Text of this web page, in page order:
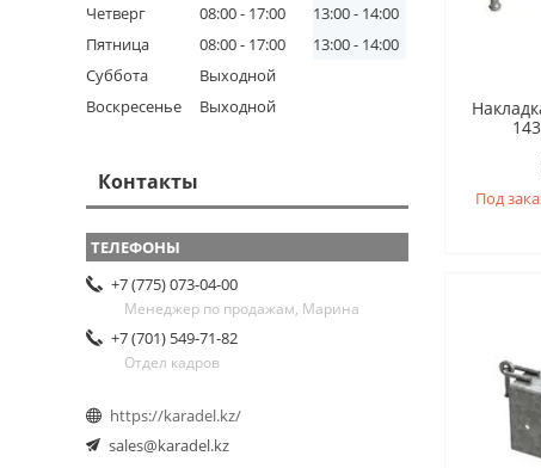
Под
Четверг
08:00 17:00 13:00
14:00
Пятница
08:00 17:00 13:00
14:00
Суббота
Выходной
Воскресенье
Выходной
Контакты
+7 (775) 073-04-00
Менеджер по продажам, Марина
+7 (701) 549-71-82
Отдел кадров
https://karadel.kz/
sales@karadel.kz